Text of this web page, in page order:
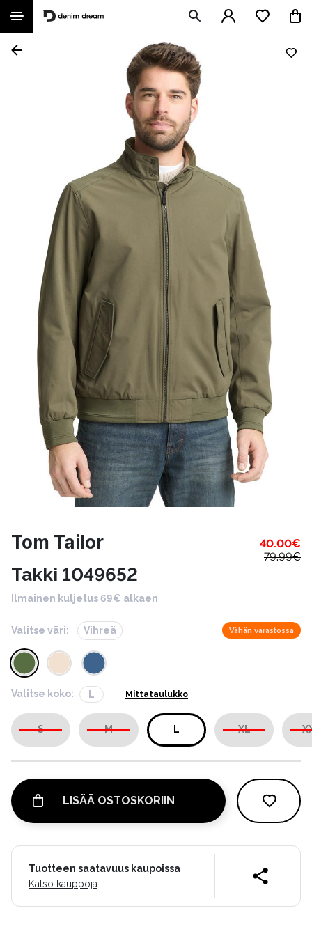
Tom Tailor 40.00€
79.99€
Takki 1049652
Ilmainen kuljetus 69€ alkaen
Valitse väri: Vihreä Vähän varastossa
Valitse koko: L Mittataulukko
S M L XL
LISÄÄ OSTOSKORIIN
Tuotteen saatavuus kaupoissa
Katso kauppoja